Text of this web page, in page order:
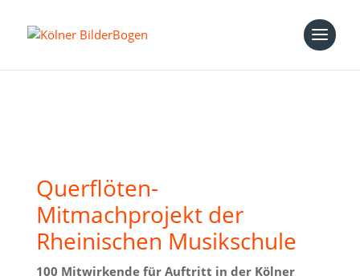
Querflöten-
Mitmachprojekt der
Rheinischen Musikschule
100 Mitwirkende für Auftritt in der Kölner